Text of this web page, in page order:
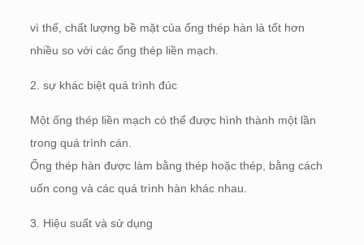
vì thế, chất lượng bề mặt của ống thép hàn là tốt hơn
nhiều so với các ống thép liền mạch.
2. sự khác biệt quá trình đúc
Một ống thép liền mạch có thể được hình thành một lần
trong quá trình cán.
Ống thép hàn được làm bằng thép hoặc thép, bằng cách
uốn cong và các quá trình hàn khác nhau.
3. Hiệu suất và sử dụng